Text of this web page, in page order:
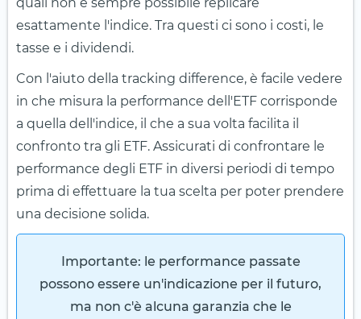
esattamente l'indice. Tra questi ci sono i costi, le
tasse e i dividendi.
Con l'aiuto della tracking difference, è facile vedere
in che misura la performance dell'ETF corrisponde
a quella dell'indice, il che a sua volta facilita il
confronto tra gli ETF. Assicurati di confrontare le
performance degli ETF in diversi periodi di tempo
prima di effettuare la tua scelta per poter prendere
una decisione solida.
Importante: le performance passate
possono essere un'indicazione per il futuro,
ma non c'è alcuna garanzia che le